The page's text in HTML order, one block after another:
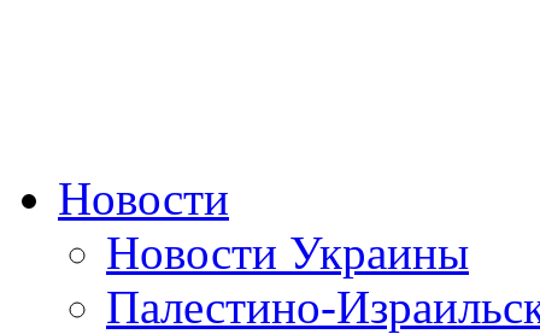
Новости
Новости Украины
Палестино-